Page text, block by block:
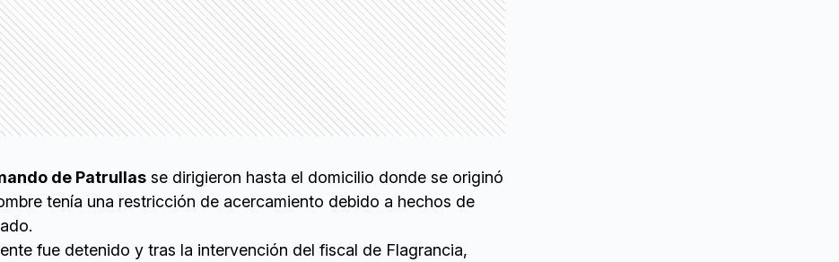
de Patrullas se dirigieron hasta el domicilio donde se originó
tenía una restricción de acercamiento debido a hechos de
fue detenido y tras la intervención del fiscal de Flagrancia,